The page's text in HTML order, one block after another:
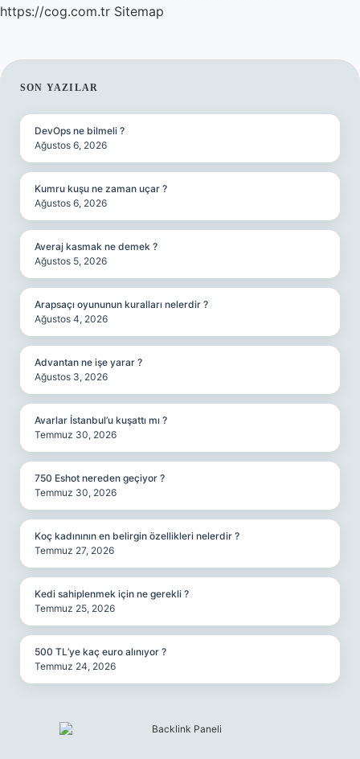
https://cog.com.tr Sitemap
SIDEBAR
SON YAZILAR
DevOps ne bilmeli ?
Ağustos 6, 2026
Kumru kuşu ne zaman uçar ?
Ağustos 6, 2026
Averaj kasmak ne demek ?
Ağustos 5, 2026
Arapsaçı oyununun kuralları nelerdir ?
Ağustos 4, 2026
Advantan ne işe yarar ?
Ağustos 3, 2026
Avarlar İstanbul’u kuşattı mı ?
Temmuz 30, 2026
750 Eshot nereden geçiyor ?
Temmuz 30, 2026
Koç kadınının en belirgin özellikleri nelerdir ?
Temmuz 27, 2026
Kedi sahiplenmek için ne gerekli ?
Temmuz 25, 2026
500 TL’ye kaç euro alınıyor ?
Temmuz 24, 2026